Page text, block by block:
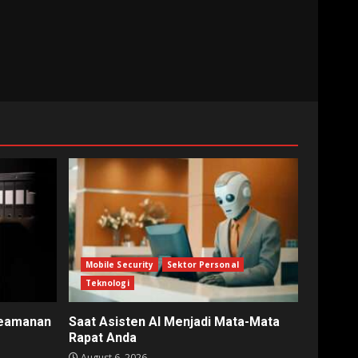
Mobile Security
Sektor Personal
Teknologi
Saat Asisten AI Menjadi Mata-Mata
Rapat Anda